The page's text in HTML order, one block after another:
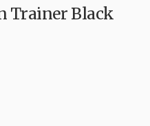
Trainer Black